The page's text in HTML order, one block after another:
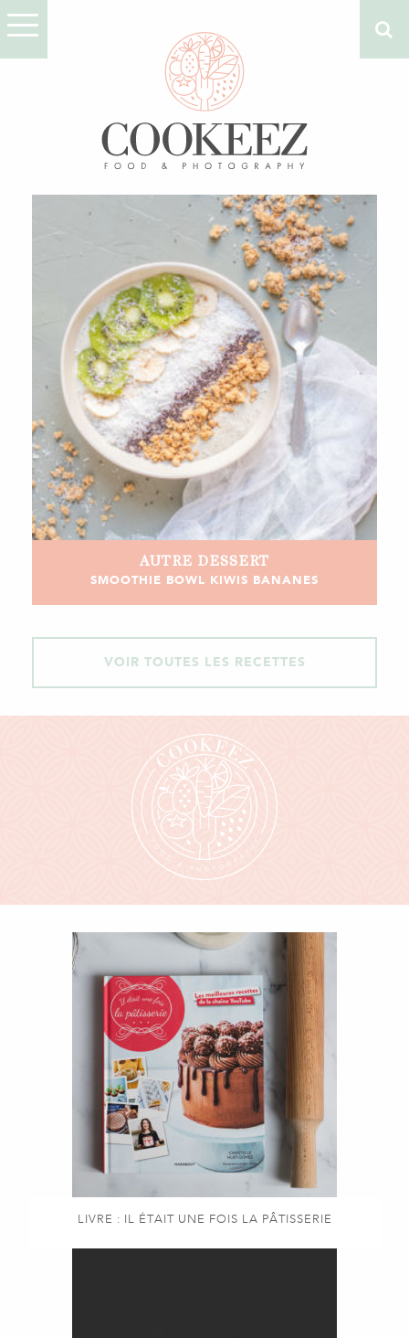
AUTRE DESSERT
SMOOTHIE BOWL KIWIS BANANES
VOIR TOUTES LES RECETTES
LIVRE : IL ÉTAIT UNE FOIS LA PÂTISSERIE